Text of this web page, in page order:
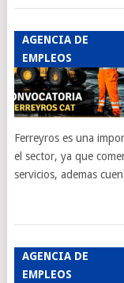
AGENCIA DE
EMPLEOS
Ferreyros es una
el sector, ya que
servicios, ademas
AGENCIA DE
EMPLEOS